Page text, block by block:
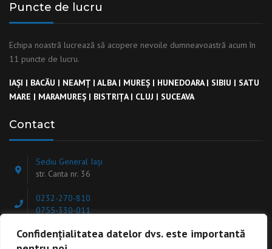
Confidențialitatea datelor dvs. este importantă
Puncte de lucru
Echipa noastră lucrează să acopere nevoile dumneavoastră acum în
11 puncte de lucru.
IAȘI | BACĂU | NEAMȚ | ALBA| MUREȘ | HUNEDOARA| SIBIU | SATU
MARE | MARAMUREȘ | BISTRIȚA| CLUJ | SUCEAVA
Contact
Sediu General Iași
str. Canta nr. 36
0232-270-810
0755-330-011
office@ekinstal.ro